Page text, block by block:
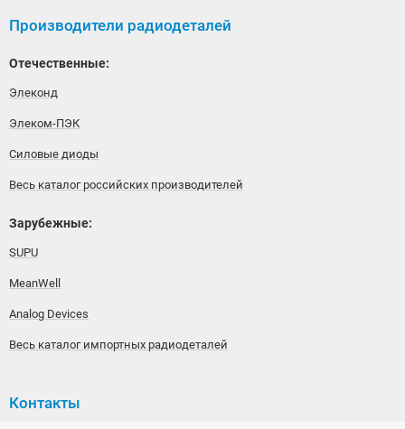
Производители радиодеталей
Отечественные:
Элеконд
Элеком-ПЭК
Силовые диоды
Весь каталог российских производителей
Зарубежные:
SUPU
MeanWell
Analog Devices
Весь каталог импортных радиодеталей
Контакты